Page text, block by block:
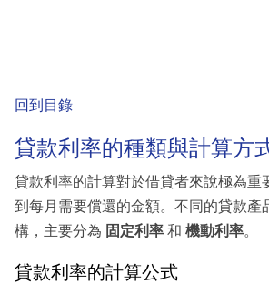
回到目錄
貸款利率的種類與計算方
貸款利率的計算對於借貸者來說極為重
到每月需要償還的金額。不同的貸款產
構，主要分為 固定利率 和 機動利率。
貸款利率的計算公式